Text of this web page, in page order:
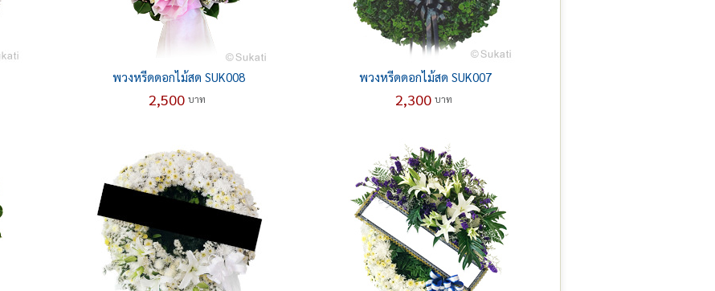
พวงหรีดดอกไม้สด SUK008
2,500บาท
พวงหรีดดอกไม้สด SUK007
2,300บาท